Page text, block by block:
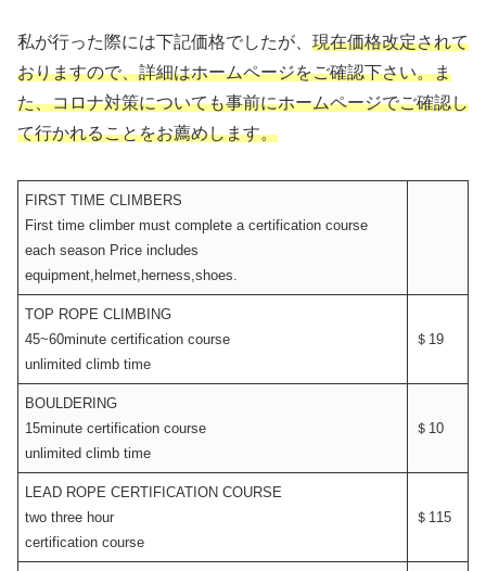
私が行った際には下記価格でしたが、 現在価格改定されて
おりますので、詳細はホームページをご確認下さい。ま
た、コロナ対策についても事前にホームページでご確認し
て行かれることをお薦めします。
FIRST TIME CLIMBERS
First time climber must complete a certification course
each season Price includes
equipment,helmet,herness,shoes.
TOP ROPE CLIMBING
45~60minute certification course
unlimited climb time
＄19
BOULDERING
15minute certification course
unlimited climb time
＄10
LEAD ROPE CERTIFICATION COURSE
two three hour
certification course
＄115